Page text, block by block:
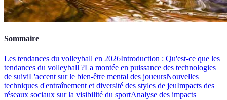
Sommaire
Les tendances du volleyball en 2026Introduction : Qu'est-ce que les
tendances du volleyball ?La montée en puissance des technologies
de suiviL'accent sur le bien-être mental des joueursNouvelles
techniques d'entraînement et diversité des styles de jeuImpacts des
réseaux sociaux sur la visibilité du sportAnalyse des impacts